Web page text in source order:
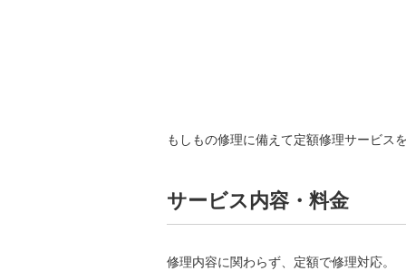
もしもの修理に備えて定額修理サービス
サービス内容・料金
修理内容に関わらず、定額で修理対応。